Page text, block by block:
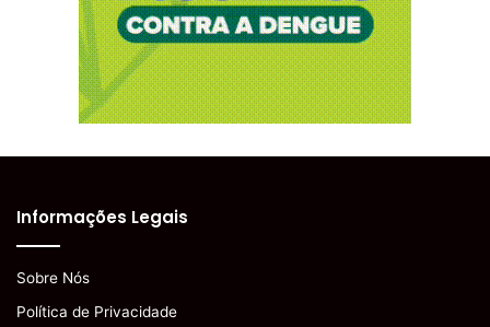
Informações Legais
Sobre Nós
Política de Privacidade